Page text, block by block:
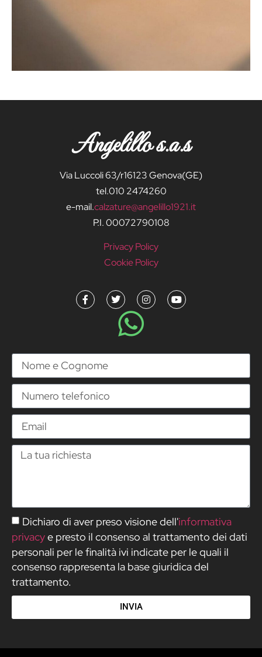
Angelillo s.a.s
Via Luccoli 63/r16123 Genova(GE)
tel.010 2474260
e-mail.calzature@angelillo1921.it
P.I. 00072790108
Privacy Policy
Cookie Policy
Dichiaro di aver preso visione dell'informativa
privacye presto il consenso al trattamento dei dati
personali per le finalità ivi indicate per le quali il
consenso rappresenta la base giuridica del
trattamento.
INVIA